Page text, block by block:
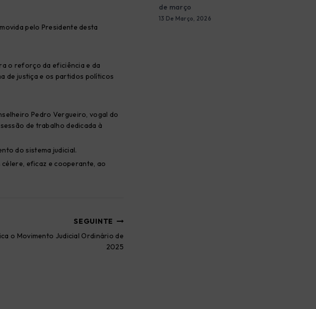
pelo Presidente desta
o reforço da eficiência e da
de justiça e os partidos políticos
Pedro Vergueiro, vogal do
de trabalho dedicada à
do sistema judicial.
eficaz e cooperante, ao
SEGUINTE
o Movimento Judicial Ordinário de
2025
de março
13 De Março, 2026